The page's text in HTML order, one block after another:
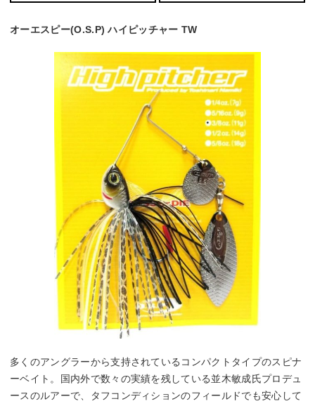
オーエスピー(O.S.P) ハイピッチャー TW
多くのアングラーから支持されているコンパクトタイプのスピナ
ーベイト。国内外で数々の実績を残している並木敏成氏プロデュ
ースのルアーで、タフコンディションのフィールドでも安心して